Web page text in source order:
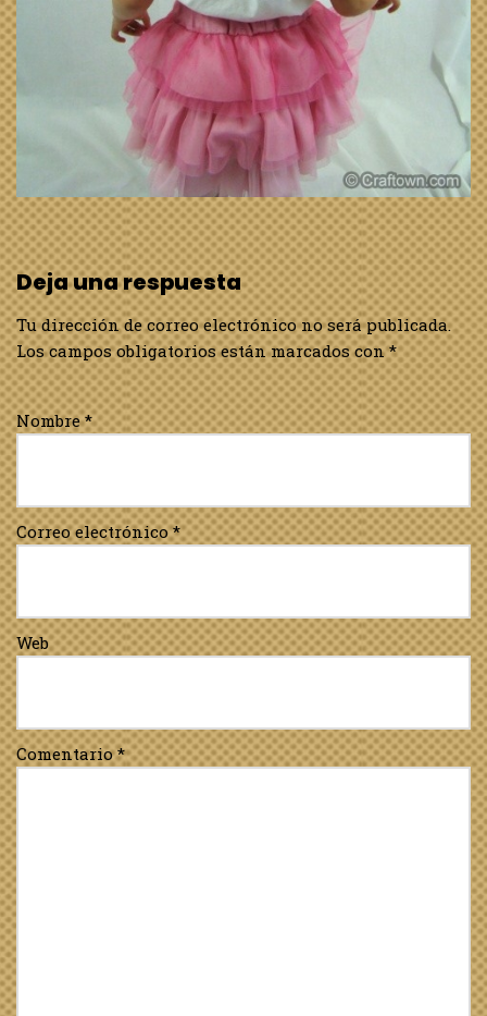
Deja una respuesta
Tu dirección de correo electrónico no será publicada.
Los campos obligatorios están marcados con*
Nombre*
Correo electrónico*
Web
Comentario*